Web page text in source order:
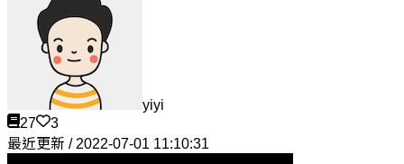
yiyi
27
3
最近更新 / 2022-07-01 11:10:31